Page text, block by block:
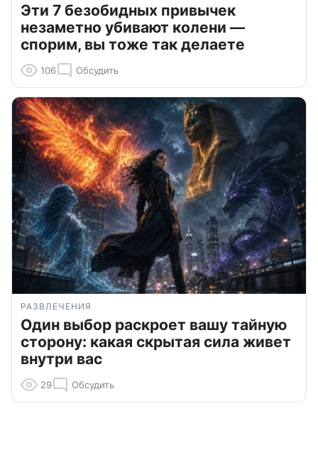
Эти 7 безобидных привычек
незаметно убивают колени —
спорим, вы тоже так делаете
106 Обсудить
РАЗВЛЕЧЕНИЯ
Один выбор раскроет вашу тайную
сторону: какая скрытая сила живет
внутри вас
29 Обсудить